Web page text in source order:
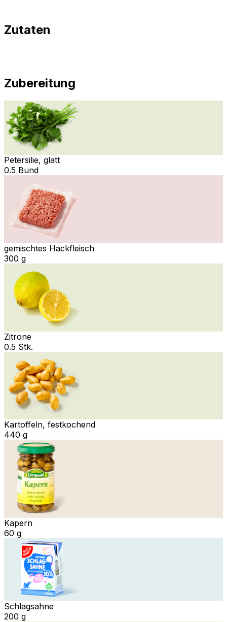
Zutaten
Zubereitung
Petersilie, glatt
0.5 Bund
gemischtes Hackfleisch
300 g
Zitrone
0.5 Stk.
Kartoffeln, festkochend
440 g
Kapern
60 g
Schlagsahne
200 g